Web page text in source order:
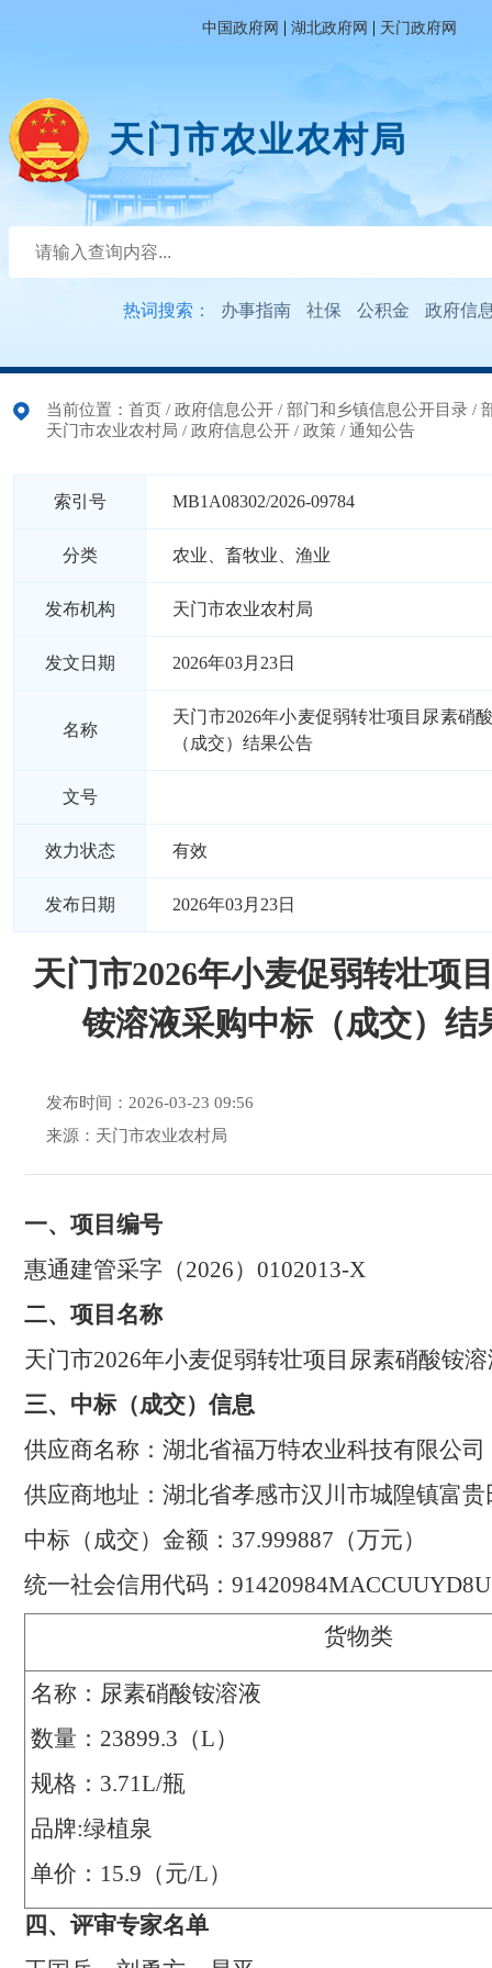
中国政府网 | 湖北政府网 | 天门政府网
天门市农业农村局
热词搜索： 办事指南 社保 公积金 政府信
当前位置： 首页 / 政府信息公开 / 部门和乡镇信息公开目录 /
天门市农业农村局 / 政府信息公开 / 政策 / 通知公告
索引号 MB1A08302/2026-09784
分类 农业、畜牧业、渔业
发布机构 天门市农业农村局
发文日期 2026年03月23日
名称
天门市2026年小麦促弱转壮项目尿素硝
（成交）结果公告
文号
效力状态 有效
发布日期 2026年03月23日
天门市2026年小麦促弱转壮项
铵溶液采购中标（成交）结
发布时间：2026-03-23 09:56
来源：天门市农业农村局
一、项目编号
惠通建管采字（2026） 0102013-X
二、项目名称
天门市2026年小麦促弱转壮项目尿素硝酸铵
三、中标（成交）信息
供应商名称： 湖北省福万特农业科技有限公司
供应商地址： 湖北省孝感市汉川市城隍镇富贵
中标（成交） 金额： 37.999887 （万元）
统一社会信用代码： 91420984MACCUUYD8U
货物类
名称： 尿素硝酸铵溶液
数量： 23899.3 （L）
规格： 3.71L/瓶
品牌:绿植泉
单价： 15.9 （元/L）
四 、评审专家名单